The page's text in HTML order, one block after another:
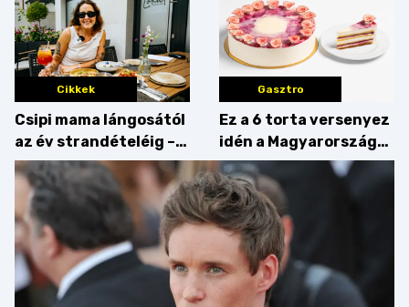
Cikkek
Csipi mama lángosától
az év strandételéig –
idén is felzabáltuk a
Balaton déli partját
Gasztro
Ez a 6 torta versenyez
idén a Magyarország
tortája címért